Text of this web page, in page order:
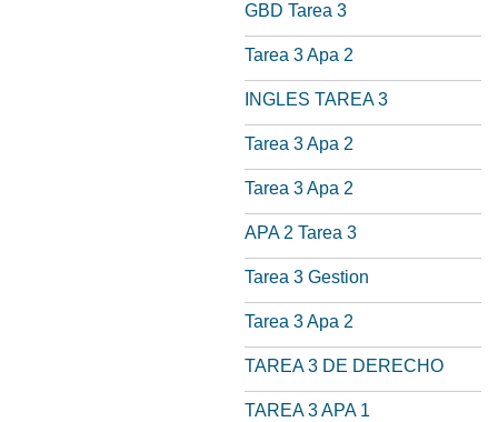
GBD Tarea 3
Tarea 3 Apa 2
INGLES TAREA 3
Tarea 3 Apa 2
Tarea 3 Apa 2
APA 2 Tarea 3
Tarea 3 Gestion
Tarea 3 Apa 2
TAREA 3 DE DERECHO
TAREA 3 APA 1